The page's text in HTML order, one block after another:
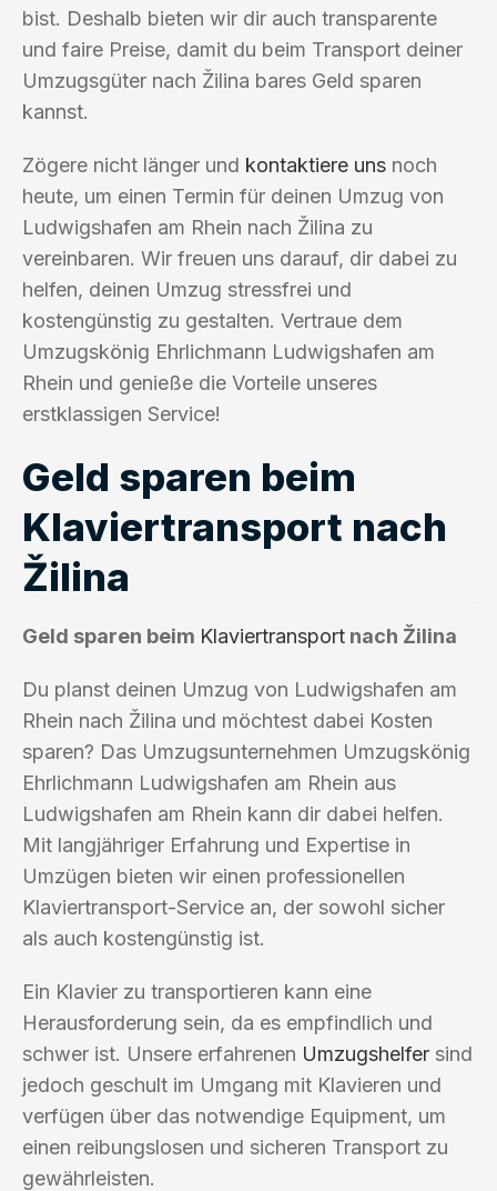
bist. Deshalb bieten wir dir auch transparente
und faire Preise, damit du beim Transport deiner
Umzugsgüter nach Žilina bares Geld sparen
kannst.
Zögere nicht länger und kontaktiere uns noch
heute, um einen Termin für deinen Umzug von
Ludwigshafen am Rhein nach Žilina zu
vereinbaren. Wir freuen uns darauf, dir dabei zu
helfen, deinen Umzug stressfrei und
kostengünstig zu gestalten. Vertraue dem
Umzugskönig Ehrlichmann Ludwigshafen am
Rhein und genieße die Vorteile unseres
erstklassigen Service!
Geld sparen beim
Klaviertransport nach
Žilina
Geld sparen beim Klaviertransport nach Žilina
Du planst deinen Umzug von Ludwigshafen am
Rhein nach Žilina und möchtest dabei Kosten
sparen? Das Umzugsunternehmen Umzugskönig
Ehrlichmann Ludwigshafen am Rhein aus
Ludwigshafen am Rhein kann dir dabei helfen.
Mit langjähriger Erfahrung und Expertise in
Umzügen bieten wir einen professionellen
Klaviertransport-Service an, der sowohl sicher
als auch kostengünstig ist.
Ein Klavier zu transportieren kann eine
Herausforderung sein, da es empfindlich und
schwer ist. Unsere erfahrenen Umzugshelfer sind
jedoch geschult im Umgang mit Klavieren und
verfügen über das notwendige Equipment, um
einen reibungslosen und sicheren Transport zu
gewährleisten.